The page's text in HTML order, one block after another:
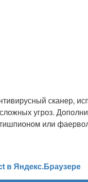
сканер,
угроз.
или
в Яндекс.Браузере